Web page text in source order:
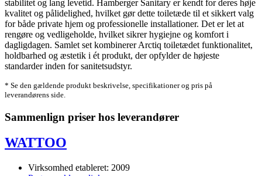
stabilitet og lang levetid. Hamberger Sanitary er kendt for deres høje
kvalitet og pålidelighed, hvilket gør dette toiletæde til et sikkert valg
for både private hjem og professionelle installationer. Det er let at
rengøre og vedligeholde, hvilket sikrer hygiejne og komfort i
dagligdagen. Samlet set kombinerer Arctiq toiletædet funktionalitet,
holdbarhed og æstetik i ét produkt, der opfylder de højeste
standarder inden for sanitetsudstyr.
* Se den gældende produkt beskrivelse, specifikationer og pris på
leverandørens side.
Sammenlign priser hos leverandører
WATTOO
Virksomhed etableret: 2009